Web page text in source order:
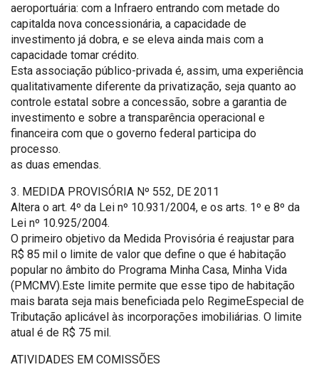
aeroportuária: com a Infraero entrando com metade do
capitalda nova concessionária, a capacidade de
investimento já dobra, e se eleva ainda mais com a
capacidade tomar crédito.
Esta associação público-privada é, assim, uma experiência
qualitativamente diferente da privatização, seja quanto ao
controle estatal sobre a concessão, sobre a garantia de
investimento e sobre a transparência operacional e
financeira com que o governo federal participa do
processo.
as duas emendas.
3. MEDIDA PROVISÓRIA Nº 552, DE 2011
Altera o art. 4º da Lei nº 10.931/2004, e os arts. 1º e 8º da
Lei nº 10.925/2004.
O primeiro objetivo da Medida Provisória é reajustar para
R$ 85 mil o limite de valor que define o que é habitação
popular no âmbito do Programa Minha Casa, Minha Vida
(PMCMV).Este limite permite que esse tipo de habitação
mais barata seja mais beneficiada pelo RegimeEspecial de
Tributação aplicável às incorporações imobiliárias. O limite
atual é de R$ 75 mil.
ATIVIDADES EM COMISSÕES